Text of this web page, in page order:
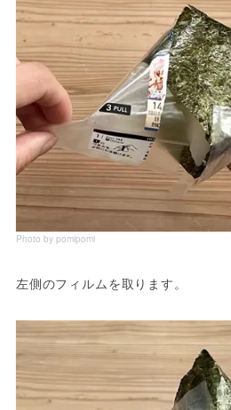
Photo by pomipomi
左側のフィルムを取ります。